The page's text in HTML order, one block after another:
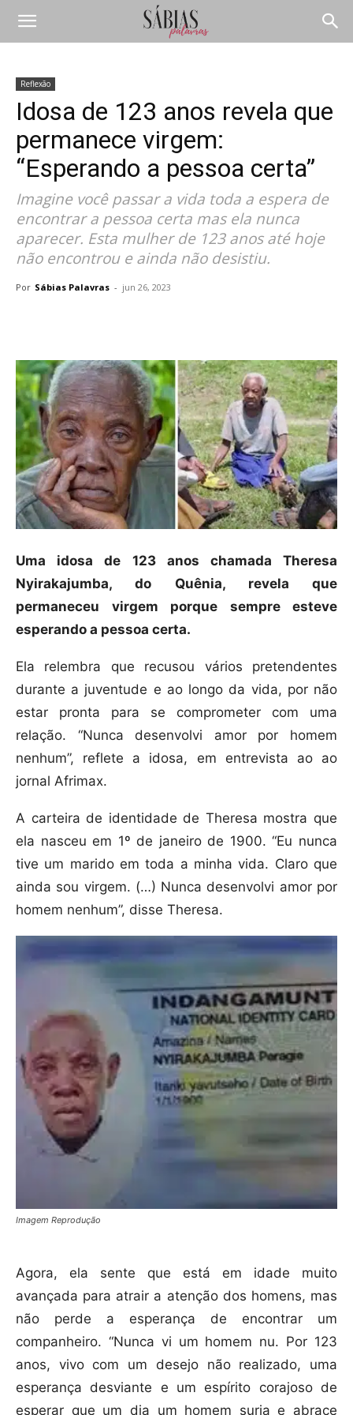
Reflexão
Idosa de 123 anos revela que
permanece virgem:
“Esperando a pessoa certa”
Imagine você passar a vida toda a espera de
encontrar a pessoa certa mas ela nunca
aparecer. Esta mulher de 123 anos até hoje
não encontrou e ainda não desistiu.
Por Sábias Palavras - jun 26, 2023
Uma idosa de 123 anos chamada Theresa
Nyirakajumba, do Quênia, revela que
permaneceu virgem porque sempre esteve
esperando a pessoa certa.
Ela relembra que recusou vários pretendentes
durante a juventude e ao longo da vida, por não
estar pronta para se comprometer com uma
relação. “Nunca desenvolvi amor por homem
nenhum”, reflete a idosa, em entrevista ao ao
jornal Afrimax.
A carteira de identidade de Theresa mostra que
ela nasceu em 1º de janeiro de 1900. “Eu nunca
tive um marido em toda a minha vida. Claro que
ainda sou virgem. (…) Nunca desenvolvi amor por
homem nenhum”, disse Theresa.
Imagem Reprodução
Agora, ela sente que está em idade muito
avançada para atrair a atenção dos homens, mas
não perde a esperança de encontrar um
companheiro. “Nunca vi um homem nu. Por 123
anos, vivo com um desejo não realizado, uma
esperança desviante e um espírito corajoso de
esperar que um dia um homem surja e abrace